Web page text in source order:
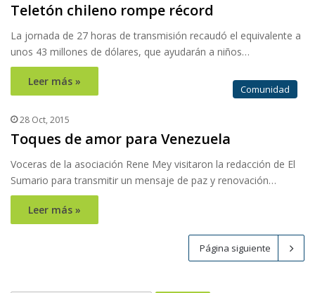
Teletón chileno rompe récord
La jornada de 27 horas de transmisión recaudó el equivalente a
unos 43 millones de dólares, que ayudarán a niños…
Leer más »
Comunidad
28 Oct, 2015
Toques de amor para Venezuela
Voceras de la asociación Rene Mey visitaron la redacción de El
Sumario para transmitir un mensaje de paz y renovación…
Leer más »
Página siguiente